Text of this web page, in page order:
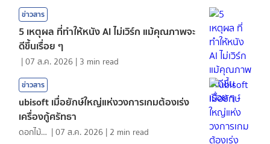
ข่าวสาร
5 เหตุผล ที่ทำให้หนัง AI ไม่เวิร์ก แม้คุณภาพจะ
ดีขึ้นเรื่อย ๆ
|07 ส.ค. 2026 | 3 min read
ข่าวสาร
ubisoft เมื่อยักษ์ใหญ่แห่งวงการเกมต้องเร่ง
เครื่องกู้ศรัทธา
ดอกไม้กับสายน้ำ |07 ส.ค. 2026 | 2 min read